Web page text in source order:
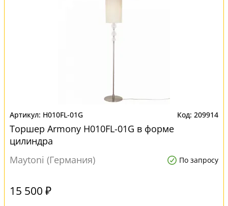
H010FL-01G 209914
Торшер Armony H010FL-01G в форме
цилиндра
Maytoni (Германия)
По запросу
15 500 ₽